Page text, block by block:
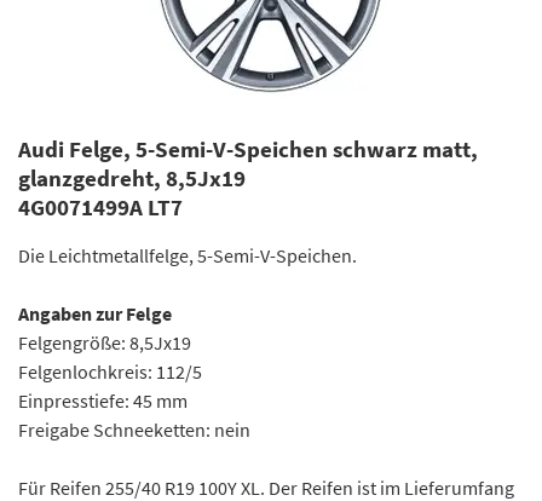
Audi Felge, 5-Semi-V-Speichen schwarz matt,
glanzgedreht, 8,5Jx19
4G0071499A LT7
Die Leichtmetallfelge, 5-Semi-V-Speichen.
Angaben zur Felge
Felgengröße: 8,5Jx19
Felgenlochkreis: 112/5
Einpresstiefe: 45 mm
Freigabe Schneeketten: nein
Für Reifen 255/40 R19 100Y XL. Der Reifen ist im Lieferumfang